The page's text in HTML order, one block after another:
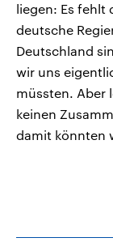
liegen: Es fehlt
deutsche
Deutschland
wir uns
müssten. Aber
keinen
damit könnten